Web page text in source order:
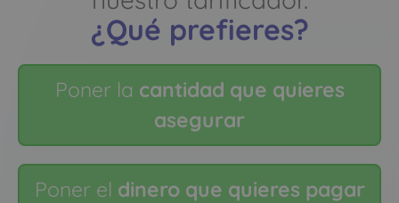
¿Qué prefieres?
Poner la cantidad que quieres
asegurar
Poner el dinero que quieres pagar